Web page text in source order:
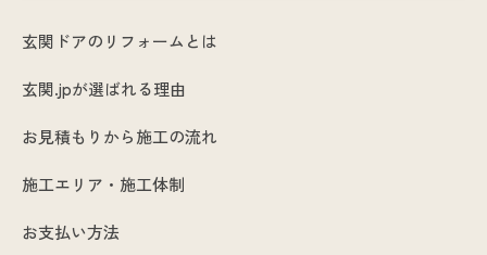
玄関ドアのリフォームとは
玄関.jpが選ばれる理由
お見積もりから施工の流れ
施工エリア・施工体制
お支払い方法